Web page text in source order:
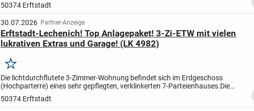
50374 Erftstadt
30.07.2026 Partner-Anzeige
Erftstadt-Lechenich! Top Anlagepaket! 3-Zi-ETW mit vielen
lukrativen Extras und Garage! (LK 4982)
Merken
Die lichtdurchflutete 3-Zimmer-Wohnung befindet sich im Erdgeschoss
(Hochparterre) eines sehr gepflegten, verklinkerten 7-Parteienhauses.Die
Wohnfläche beläuft sich auf rd. 78 m² und verteilt sich...
50374 Erftstadt